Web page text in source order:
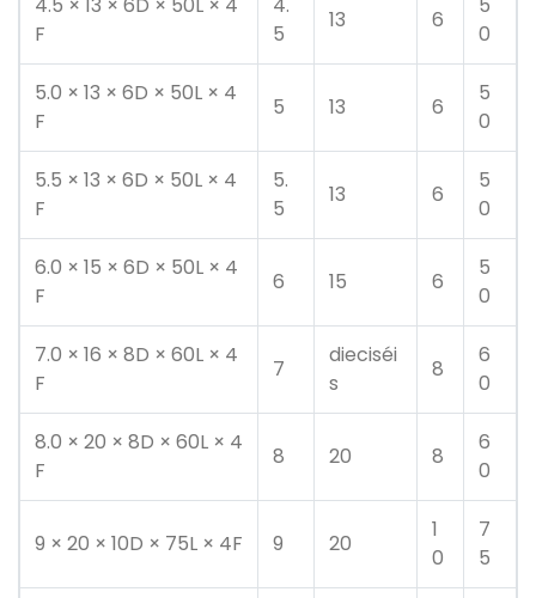
F
5
13 6
0
5.0 × 13 × 6D × 50L × 4
F
5 13 6
5
0
5.5 × 13 × 6D × 50L × 4
F
5.
5
13 6
5
0
6.0 × 15 × 6D × 50L × 4
F
6 15 6
5
0
7.0 × 16 × 8D × 60L × 4
F
7
dieciséi
s
8
6
0
8.0 × 20 × 8D × 60L × 4
F
8 20 8
6
0
9 × 20 × 10D × 75L × 4F 9 20
1
0
7
5